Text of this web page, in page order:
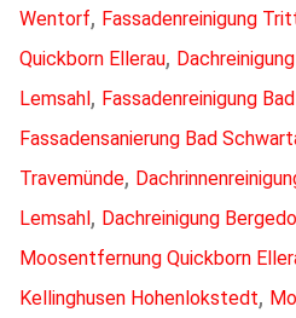
Wentorf, Fassadenreinigung
Quickborn Ellerau,
Lemsahl, Fassadenreinigung
Fassadensanierung Bad
Travemünde,
Lemsahl, Dachreinigung
Moosentfernung Quickborn
Kellinghusen Hohenlokstedt,